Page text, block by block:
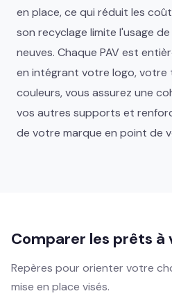
en place, ce qui réduit les
son recyclage limite l'usage
neuves. Chaque PAV est
en intégrant votre logo, votre
couleurs, vous assurez une
vos autres supports et
de votre marque en point de
Comparer les prêts à
Repères pour orienter votre
mise en place visés.